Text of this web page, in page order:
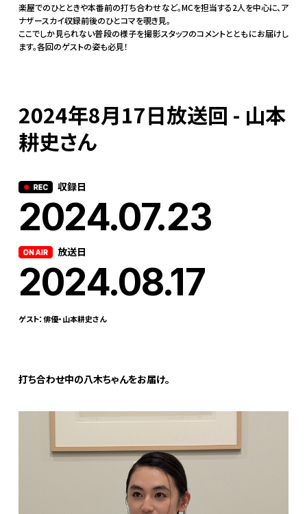
楽屋でのひとときや本番前の打ち合わせなど。MCを担当する2人を中心に、ア
ナザースカイ収録前後のひとコマを覗き見。
ここでしか見られない普段の様子を撮影スタッフのコメントとともにお届けし
ます。各回のゲストの姿も必見！
2024年8月17日放送回 - 山本
耕史さん
収録日
2024.07.23
放送日
2024.08.17
ゲスト：俳優・山本耕史さん
打ち合わせ中の八木ちゃんをお届け。